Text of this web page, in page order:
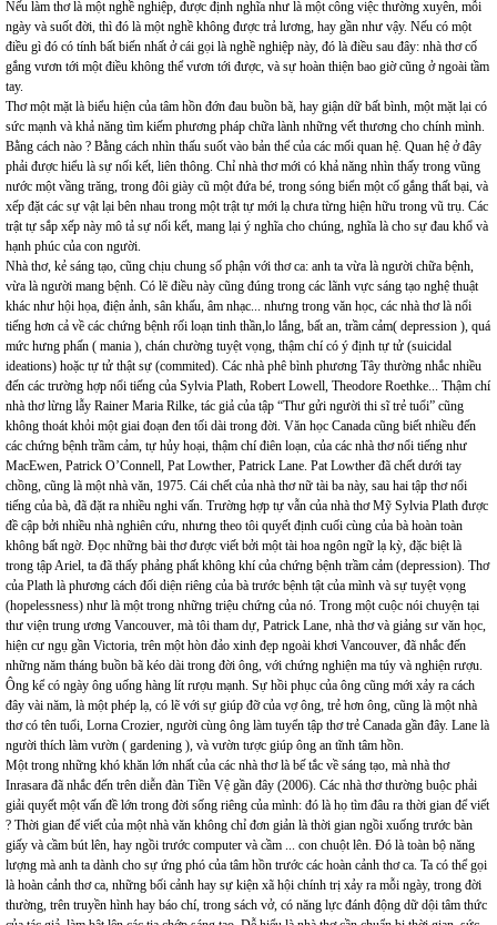
Nếu làm thơ là một nghề nghiệp, được định nghĩa như là một công việc thường xuyên, mỗi
ngày và suốt đời, thì đó là một nghề không được trả lương, hay gần như vậy. Nếu có một
điều gì đó có tính bất biến nhất ở cái gọi là nghề nghiệp này, đó là điều sau đây: nhà thơ cố
gắng vươn tới một điều không thể vươn tới được, và sự hoàn thiện bao giờ cũng ở ngoài tầm
tay.
Thơ một mặt là biểu hiện của tâm hồn đớn đau buồn bã, hay giận dữ bất bình, một mặt lại có
sức mạnh và khả năng tìm kiếm phương pháp chữa lành những vết thương cho chính mình.
Bằng cách nào ? Bằng cách nhìn thấu suốt vào bản thể của các mối quan hệ. Quan hệ ở đây
phải được hiểu là sự nối kết, liên thông. Chỉ nhà thơ mới có khả năng nhìn thấy trong vũng
nước một vầng trăng, trong đôi giày cũ một đứa bé, trong sóng biển một cố gắng thất bại, và
xếp đặt các sự vật lại bên nhau trong một trật tự mới lạ chưa từng hiện hữu trong vũ trụ. Các
trật tự sắp xếp này mô tả sự nối kết, mang lại ý nghĩa cho chúng, nghĩa là cho sự đau khổ và
hạnh phúc của con người.
Nhà thơ, kẻ sáng tạo, cũng chịu chung số phận với thơ ca: anh ta vừa là người chữa bệnh,
vừa là người mang bệnh. Có lẽ điều này cũng đúng trong các lãnh vực sáng tạo nghệ thuật
khác như hội họa, điện ảnh, sân khấu, âm nhạc... nhưng trong văn học, các nhà thơ là nổi
tiếng hơn cả về các chứng bệnh rối loạn tinh thần,lo lắng, bất an, trầm cảm( depression ), quá
mức hưng phấn ( mania ), chán chường tuyệt vọng, thậm chí có ý định tự tử (suicidal
ideations) hoặc tự tử thật sự (commited). Các nhà phê bình phương Tây thường nhắc nhiều
đến các trường hợp nổi tiếng của Sylvia Plath, Robert Lowell, Theodore Roethke... Thậm chí
nhà thơ lừng lẫy Rainer Maria Rilke, tác giả của tập “Thư gửi người thi sĩ trẻ tuổi” cũng
không thoát khỏi một giai đoạn đen tối dài trong đời. Văn học Canada cũng biết nhiều đến
các chứng bệnh trầm cảm, tự hủy hoại, thậm chí điên loạn, của các nhà thơ nổi tiếng như
MacEwen, Patrick O’Connell, Pat Lowther, Patrick Lane. Pat Lowther đã chết dưới tay
chồng, cũng là một nhà văn, 1975. Cái chết của nhà thơ nữ tài ba này, sau hai tập thơ nổi
tiếng của bà, đã đặt ra nhiều nghi vấn. Trường hợp tự vẫn của nhà thơ Mỹ Sylvia Plath được
đề cập bởi nhiều nhà nghiên cứu, nhưng theo tôi quyết định cuối cùng của bà hoàn toàn
không bất ngờ. Đọc những bài thơ được viết bởi một tài hoa ngôn ngữ lạ kỳ, đặc biệt là
trong tập Ariel, ta đã thấy phảng phất không khí của chứng bệnh trầm cảm (depression). Thơ
của Plath là phương cách đối diện riêng của bà trước bệnh tật của mình và sự tuyệt vọng
(hopelessness) như là một trong những triệu chứng của nó. Trong một cuộc nói chuyện tại
thư viện trung ương Vancouver, mà tôi tham dự, Patrick Lane, nhà thơ và giảng sư văn học,
hiện cư ngụ gần Victoria, trên một hòn đảo xinh đẹp ngoài khơi Vancouver, đã nhắc đến
những năm tháng buồn bã kéo dài trong đời ông, với chứng nghiện ma túy và nghiện rượu.
Ông kể có ngày ông uống hàng lít rượu mạnh. Sự hồi phục của ông cũng mới xảy ra cách
đây vài năm, là một phép lạ, có lẽ với sự giúp đỡ của vợ ông, trẻ hơn ông, cũng là một nhà
thơ có tên tuổi, Lorna Crozier, người cùng ông làm tuyển tập thơ trẻ Canada gần đây. Lane là
người thích làm vườn ( gardening ), và vườn tược giúp ông an tĩnh tâm hồn.
Một trong những khó khăn lớn nhất của các nhà thơ là bế tắc về sáng tạo, mà nhà thơ
Inrasara đã nhắc đến trên diễn đàn Tiền Vệ gần đây (2006). Các nhà thơ thường buộc phải
giải quyết một vấn đề lớn trong đời sống riêng của mình: đó là họ tìm đâu ra thời gian để viết
? Thời gian để viết của một nhà văn không chỉ đơn giản là thời gian ngồi xuống trước bàn
giấy và cầm bút lên, hay ngồi trước computer và cầm ... con chuột lên. Đó là toàn bộ năng
lượng mà anh ta dành cho sự ứng phó của tâm hồn trước các hoàn cảnh thơ ca. Ta có thể gọi
là hoàn cảnh thơ ca, những bối cảnh hay sự kiện xã hội chính trị xảy ra mỗi ngày, trong đời
thường, trên truyền hình hay báo chí, trong sách vở, có năng lực đánh động dữ dội tâm thức